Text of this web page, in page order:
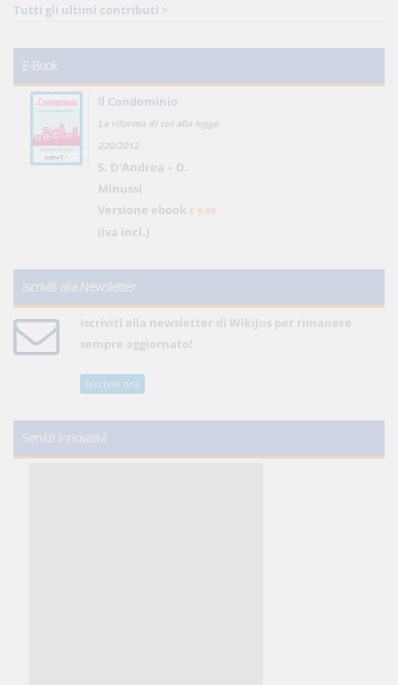
Tutti gli ultimi contributi >
E-Book
Il Condominio
La riforma di cui alla legge
220/2012
S. D'Andrea – D.
Minussi
Versione ebook € 6,99
(iva incl.)
Iscriviti alla Newsletter
Iscriviti alla newsletter di WikiJus per rimanere
sempre aggiornato!
Iscriviti ora
Servizi innovativi